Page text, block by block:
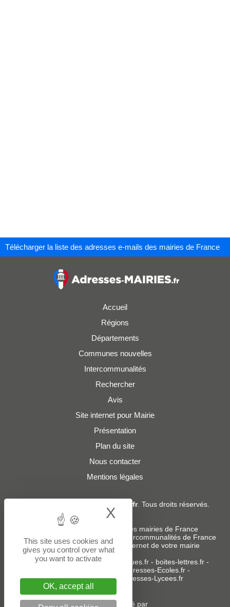
Télécharger la liste des adresses e-mails des mairies de France
Accueil
Régions
Départements
Communes nouvelles
Intercommunalités
Rechercher
Avis
Site internet pour Mairie
Présentation
Plan du site
Nous contacter
Mentions légales
Adresses-Mairies.fr. Tous droits réservés.
Services :
Liste des adresses e-mails des mairies de France
Liste des adresses e-mails des intercommunalités de France
-Création ou refonte du site internet de votre mairie
Sites partenaires:donneespubliques.fr- boites-lettres.fr-
Adresses-Ecoles.fr -
Adresses-Colleges.fr- Adresses-Lycees.fr
Un service édité par
This site uses cookies and
gives you control over what
you want to activate
OK, accept all
X